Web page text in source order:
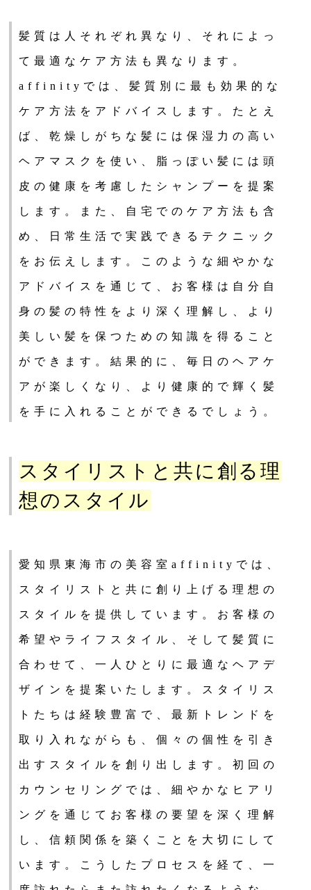
髪質は人それぞれ異なり、それによっ
て最適なケア方法も異なります。
affinityでは、髪質別に最も効果的な
ケア方法をアドバイスします。たとえ
ば、乾燥しがちな髪には保湿力の高い
ヘアマスクを使い、脂っぽい髪には頭
皮の健康を考慮したシャンプーを提案
します。また、自宅でのケア方法も含
め、日常生活で実践できるテクニック
をお伝えします。このような細やかな
アドバイスを通じて、お客様は自分自
身の髪の特性をより深く理解し、より
美しい髪を保つための知識を得ること
ができます。結果的に、毎日のヘアケ
アが楽しくなり、より健康的で輝く髪
を手に入れることができるでしょう。
スタイリストと共に創る理
想のスタイル
愛知県東海市の美容室affinityでは、
スタイリストと共に創り上げる理想の
スタイルを提供しています。お客様の
希望やライフスタイル、そして髪質に
合わせて、一人ひとりに最適なヘアデ
ザインを提案いたします。スタイリス
トたちは経験豊富で、最新トレンドを
取り入れながらも、個々の個性を引き
出すスタイルを創り出します。初回の
カウンセリングでは、細やかなヒアリ
ングを通じてお客様の要望を深く理解
し、信頼関係を築くことを大切にして
います。こうしたプロセスを経て、一